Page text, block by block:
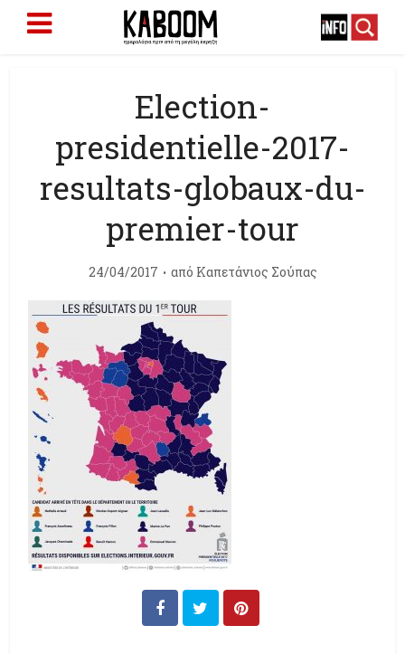
Election-
presidentielle-2017-
resultats-globaux-du-
premier-tour
24/04/2017 από Καπετάνιος Σούπας